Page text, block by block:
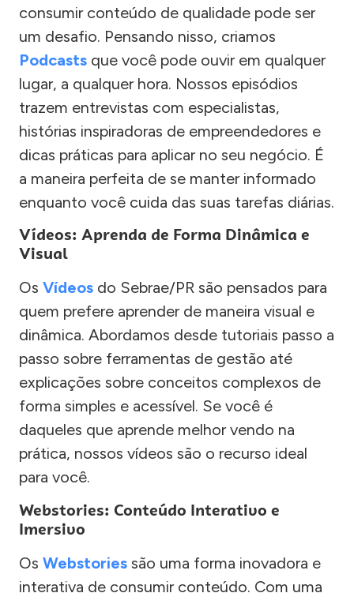
consumir conteúdo de qualidade pode ser
um desafio. Pensando nisso, criamos
Podcasts que você pode ouvir em qualquer
lugar, a qualquer hora. Nossos episódios
trazem entrevistas com especialistas,
histórias inspiradoras de empreendedores e
dicas práticas para aplicar no seu negócio. É
a maneira perfeita de se manter informado
enquanto você cuida das suas tarefas diárias.
Vídeos: Aprenda de Forma Dinâmica e
Visual
Os Vídeos do Sebrae/PR são pensados para
quem prefere aprender de maneira visual e
dinâmica. Abordamos desde tutoriais passo a
passo sobre ferramentas de gestão até
explicações sobre conceitos complexos de
forma simples e acessível. Se você é
daqueles que aprende melhor vendo na
prática, nossos vídeos são o recurso ideal
para você.
Webstories: Conteúdo Interativo e
Imersivo
Os Webstories são uma forma inovadora e
interativa de consumir conteúdo. Com uma